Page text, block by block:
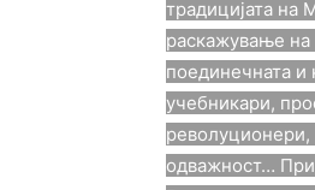
традицијата на
раскажување на
поединечната и
учебникари,
револуционери,
одважност…